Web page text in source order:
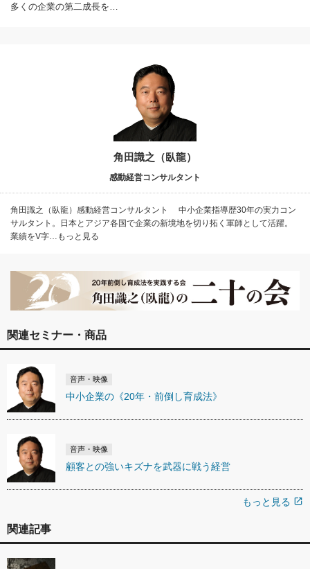
多くの企業の第二成長を…
角田識之（臥龍）
感動経営コンサルタント
角田識之（臥龍）感動経営コンサルタント 中小企業指導歴30年の実力コン
サルタント。日本とアジア各国で企業の新境地を切り拓く軍師として活躍。
業績をV字…もっと見る
関連セミナー・商品
音声・映像
中小企業の《20年・前倒し育成法》
音声・映像
顧客との強いキズナを武器に戦う経営
もっと見る open_in_new
関連記事